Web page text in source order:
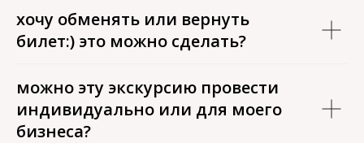
хочу обменять или вернуть
билет:) это можно сделать?
можно эту экскурсию провести
индивидуально или для моего
бизнеса?